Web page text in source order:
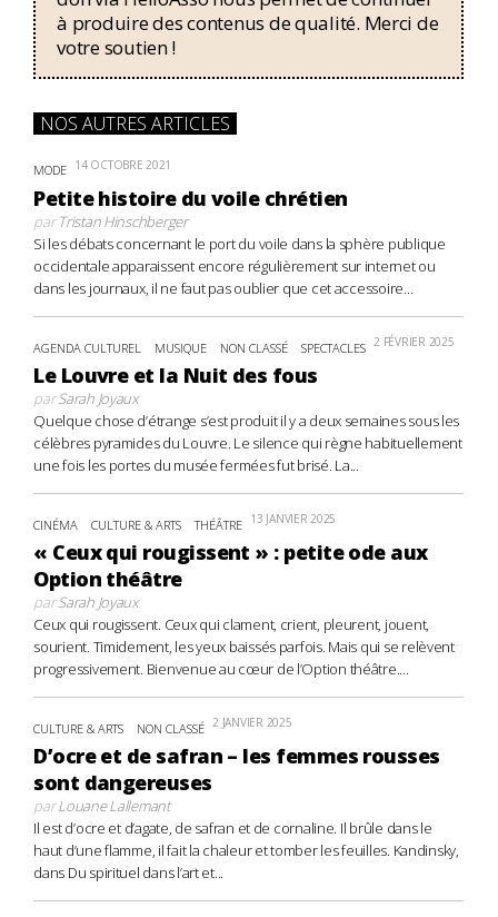
à produire des contenus de qualité. Merci de
votre soutien !
NOS AUTRES ARTICLES
MODE 14 OCTOBRE 2021
Petite histoire du voile chrétien
parTristan Hinschberger
Si les débats concernant le port du voile dans la sphère publique
occidentale apparaissent encore régulièrement sur internet ou
dans les journaux, il ne faut pas oublier que cet accessoire...
AGENDA CULTUREL MUSIQUE NON CLASSÉ SPECTACLES 2 FÉVRIER 2025
Le Louvre et la Nuit des fous
parSarah Joyaux
Quelque chose d’étrange s’est produit il y a deux semaines sous les
célèbres pyramides du Louvre. Le silence qui règne habituellement
une fois les portes du musée fermées fut brisé. La...
CINÉMA CULTURE & ARTS THÉÂTRE 13 JANVIER 2025
« Ceux qui rougissent » : petite ode aux
Option théâtre
parSarah Joyaux
Ceux qui rougissent. Ceux qui clament, crient, pleurent, jouent,
sourient. Timidement, les yeux baissés parfois. Mais qui se relèvent
progressivement. Bienvenue au cœur de l’Option théâtre....
CULTURE & ARTS NON CLASSÉ 2 JANVIER 2025
D’ocre et de safran – les femmes rousses
sont dangereuses
parLouane Lallemant
Il est d’ocre et d’agate, de safran et de cornaline. Il brûle dans le
haut d’une flamme, il fait la chaleur et tomber les feuilles. Kandinsky,
dans Du spirituel dans l’art et...